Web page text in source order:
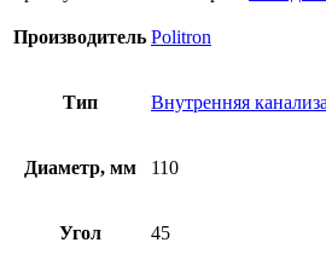
Производитель Politron
Тип Внутренняя
Диаметр, мм 110
Угол 45